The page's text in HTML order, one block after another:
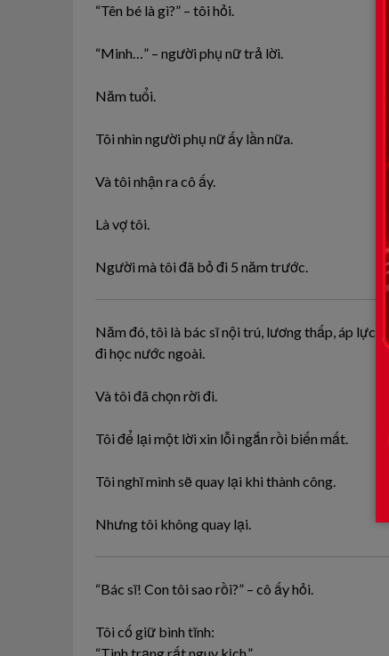
“Tên bé là gì?” – tôi hỏi.
“Minh…” – người phụ nữ trả lời.
Năm tuổi.
Tôi nhìn người phụ nữ ấy lần nữa.
Và tôi nhận ra cô ấy.
Là vợ tôi.
Người mà tôi đã bỏ đi 5 năm trước.
Năm đó, tôi là bác sĩ nội trú, lương thấp, áp lực
đi học nước ngoài.
Và tôi đã chọn rời đi.
Tôi để lại một lời xin lỗi ngắn rồi biến mất.
Tôi nghĩ mình sẽ quay lại khi thành công.
Nhưng tôi không quay lại.
“Bác sĩ! Con tôi sao rồi?” – cô ấy hỏi.
Tôi cố giữ bình tĩnh: